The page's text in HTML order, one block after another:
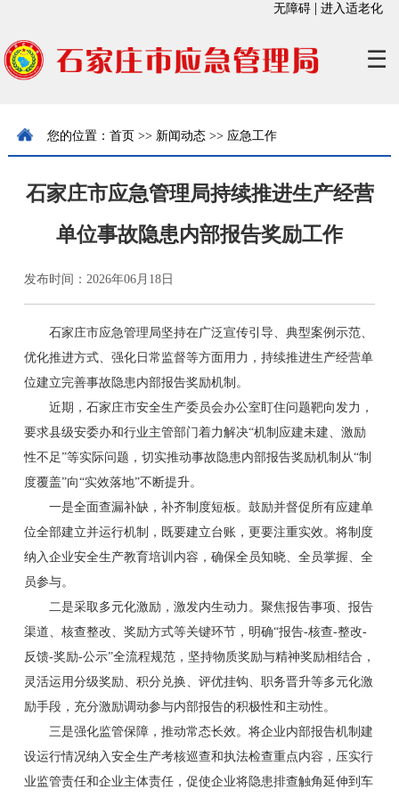
无障碍 |进入适老化
☰
您的位置：首页 >> 新闻动态 >> 应急工作
石家庄市应急管理局持续推进生产经营
单位事故隐患内部报告奖励工作
发布时间：2026年06月18日
石家庄市应急管理局坚持在广泛宣传引导、典型案例示范、
优化推进方式、强化日常监督等方面用力，持续推进生产经营单
位建立完善事故隐患内部报告奖励机制。
近期，石家庄市安全生产委员会办公室盯住问题靶向发力，
要求县级安委办和行业主管部门着力解决“机制应建未建、激励
性不足”等实际问题，切实推动事故隐患内部报告奖励机制从“制
度覆盖”向“实效落地”不断提升。
一是全面查漏补缺，补齐制度短板。鼓励并督促所有应建单
位全部建立并运行机制，既要建立台账，更要注重实效。将制度
纳入企业安全生产教育培训内容，确保全员知晓、全员掌握、全
员参与。
二是采取多元化激励，激发内生动力。聚焦报告事项、报告
渠道、核查整改、奖励方式等关键环节，明确“报告-核查-整改-
反馈-奖励-公示”全流程规范，坚持物质奖励与精神奖励相结合，
灵活运用分级奖励、积分兑换、评优挂钩、职务晋升等多元化激
励手段，充分激励调动参与内部报告的积极性和主动性。
三是强化监管保障，推动常态长效。将企业内部报告机制建
设运行情况纳入安全生产考核巡查和执法检查重点内容，压实行
业监管责任和企业主体责任，促使企业将隐患排查触角延伸到车